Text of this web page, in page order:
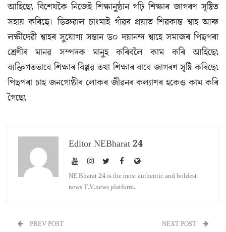
আহিছে৷ বিশেষকৈ নিজেই শিক্ষানুষ্ঠান গঢ়ি শিক্ষাৰ জাগৰণ সৃষ্টিত
সহায় কৰিছে। ডিব্ৰুৱাল চাংমাই গাঁৱৰ প্ৰয়াত শিৱকান্ত শ্বাহ আৰু
লক্ষীদেৱী শ্বাহৰ সুযোগ্য সন্তান ড০ দয়ানন্দ শ্বাহে সমাজৰ পিছপৰা
শ্ৰেণীৰ মানৱ সম্পদক মানুহ কৰিবলৈ কাম কৰি আহিছে৷
ব্যক্তিগতভাবে শিক্ষাৰ বিপ্লৱ তথা শিক্ষাৰ বাবে জাগৰণ সৃষ্টি কৰিছে৷
পিছপৰা চাহ জনগোষ্ঠীৰ লোকৰ জীৱনৰ কল্যাণৰ হকেও কাম কৰি
গৈছে৷
Editor NEBharat 24
NE Bharat 24 is the most authentic and boldest
news T.V.news platform.
PREV POST NEXT POST